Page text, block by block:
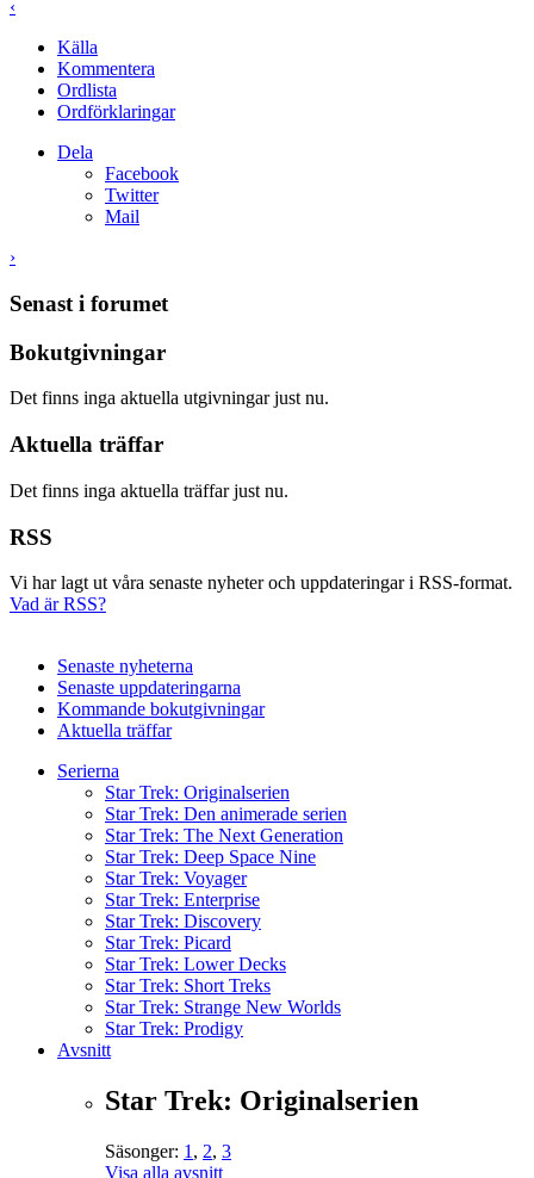
‹
Källa
Kommentera
Ordlista
Ordförklaringar
Dela
Facebook
Twitter
Mail
›
Senast i forumet
Bokutgivningar
Det finns inga aktuella utgivningar just nu.
Aktuella träffar
Det finns inga aktuella träffar just nu.
RSS
Vi har lagt ut våra senaste nyheter och uppdateringar i RSS-format.
Vad är RSS?
Senaste nyheterna
Senaste uppdateringarna
Kommande bokutgivningar
Aktuella träffar
Serierna
Star Trek: Originalserien
Star Trek: Den animerade serien
Star Trek: The Next Generation
Star Trek: Deep Space Nine
Star Trek: Voyager
Star Trek: Enterprise
Star Trek: Discovery
Star Trek: Picard
Star Trek: Lower Decks
Star Trek: Short Treks
Star Trek: Strange New Worlds
Star Trek: Prodigy
Avsnitt
Star Trek: Originalserien
Säsonger: 1 , 2, 3
Visa alla avsnitt